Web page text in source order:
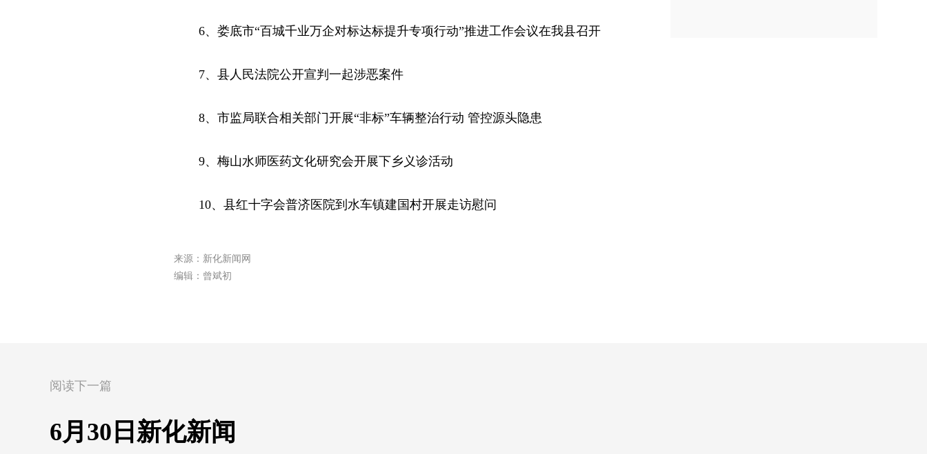
6、娄底市“百城千业万企对标达标提升专项行动”推进工作会议在我县召开
7、县人民法院公开宣判一起涉恶案件
8、市监局联合相关部门开展“非标”车辆整治行动 管控源头隐患
9、梅山水师医药文化研究会开展下乡义诊活动
10、县红十字会普济医院到水车镇建国村开展走访慰问
来源：新化新闻网
编辑：曾斌初
阅读下一篇
6月30日新化新闻